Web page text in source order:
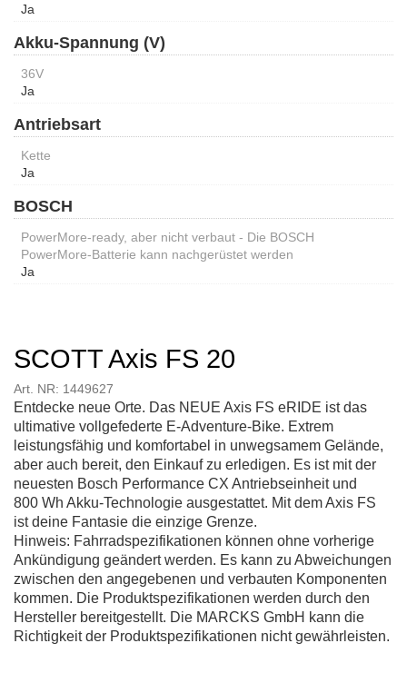
Ja
Akku-Spannung (V)
36V
Ja
Antriebsart
Kette
Ja
BOSCH
PowerMore-ready, aber nicht verbaut - Die BOSCH
PowerMore-Batterie kann nachgerüstet werden
Ja
SCOTT Axis FS 20
Art. NR: 1449627
Entdecke neue Orte. Das NEUE Axis FS eRIDE ist das
ultimative vollgefederte E-Adventure-Bike. Extrem
leistungsfähig und komfortabel in unwegsamem Gelände,
aber auch bereit, den Einkauf zu erledigen. Es ist mit der
neuesten Bosch Performance CX Antriebseinheit und
800 Wh Akku-Technologie ausgestattet. Mit dem Axis FS
ist deine Fantasie die einzige Grenze.
Hinweis: Fahrradspezifikationen können ohne vorherige
Ankündigung geändert werden. Es kann zu Abweichungen
zwischen den angegebenen und verbauten Komponenten
kommen. Die Produktspezifikationen werden durch den
Hersteller bereitgestellt. Die MARCKS GmbH kann die
Richtigkeit der Produktspezifikationen nicht gewährleisten.